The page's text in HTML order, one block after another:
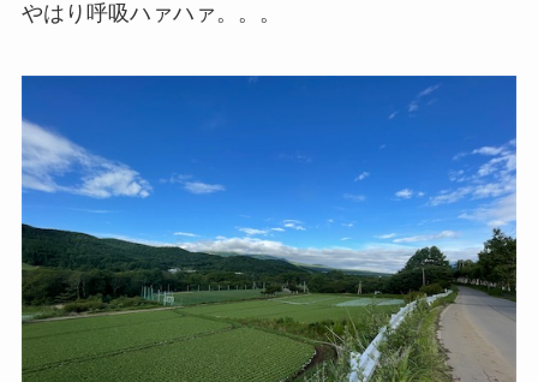
やはり呼吸ハァハァ。。。